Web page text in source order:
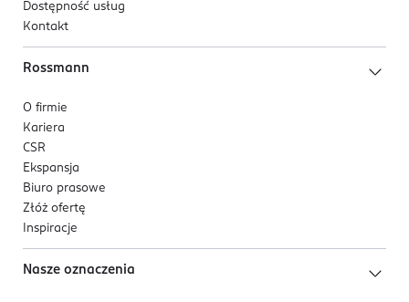
Dostępność usług
Kontakt
Rossmann
O firmie
Kariera
CSR
Ekspansja
Biuro prasowe
Złóż ofertę
Inspiracje
Nasze oznaczenia